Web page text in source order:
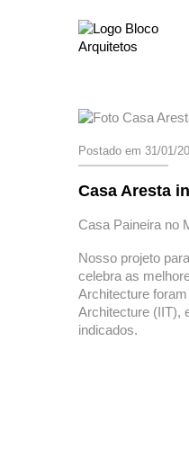
Postado em 31/01/
Casa Aresta
Casa Paineira no
Nosso projeto
celebra as
Architecture
Architecture (IIT),
indicados.